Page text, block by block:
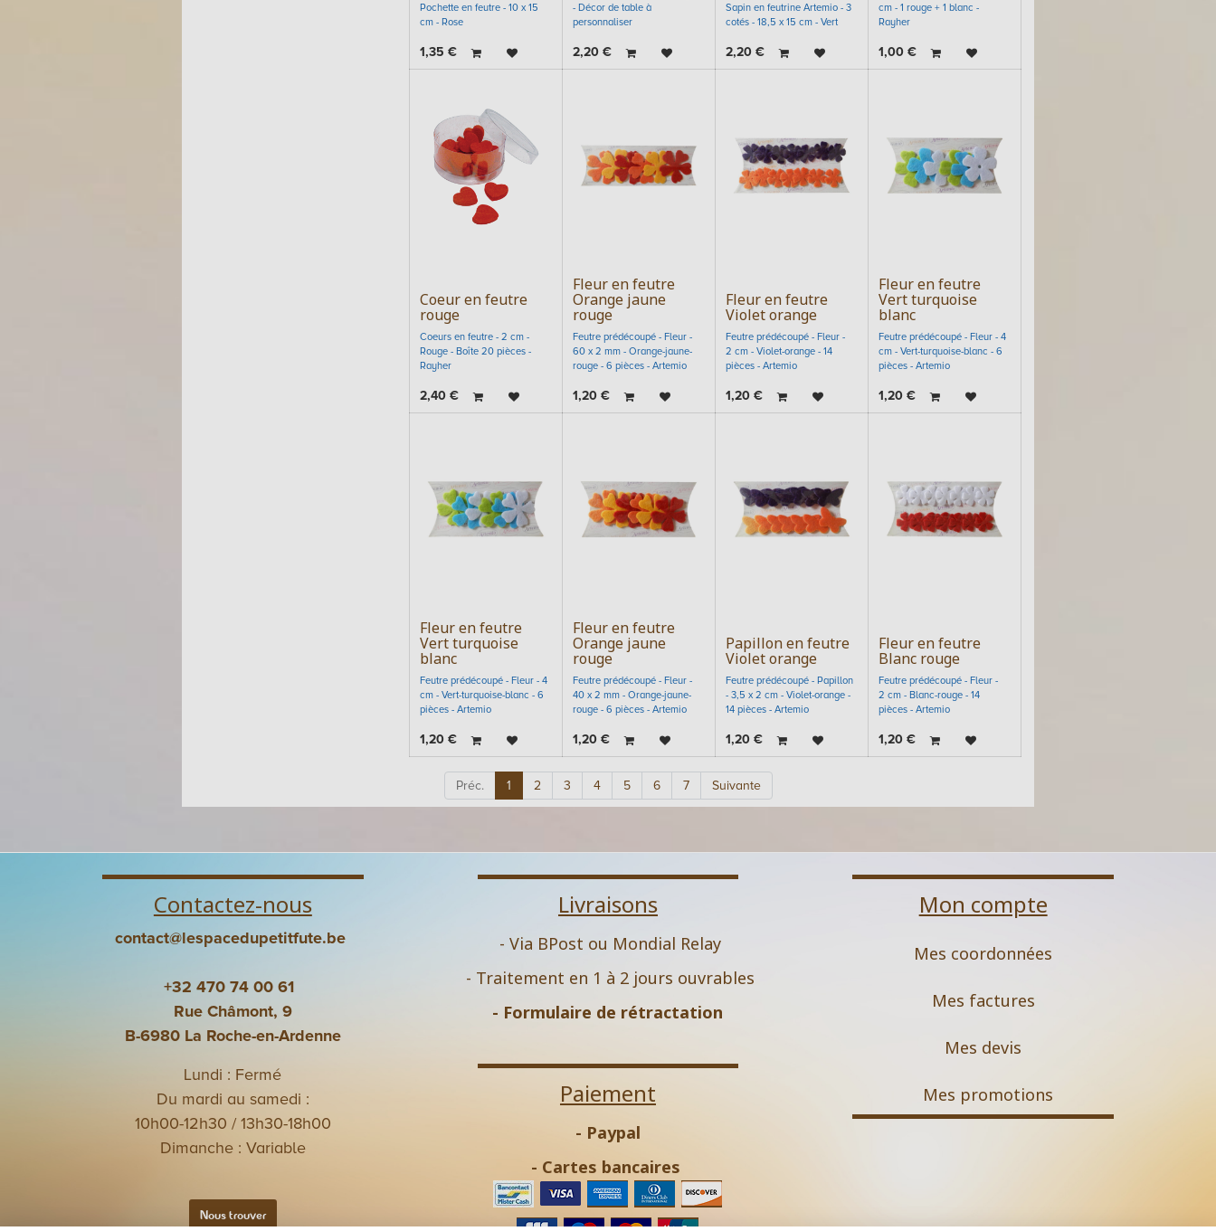
Pochette en feutre - 10 x 15
cm - Rose
1,35 €
- Décor de table à
personnaliser
2,20€
Sapin en feutrine Artemio - 3
cotés - 18,5 x 15 cm - Vert
2,20€
cm - 1 rouge + 1 blanc -
Rayher
1,00€
Coeur en feutre
rouge
Coeurs en feutre - 2 cm -
Rouge - Boîte 20 pièces -
Rayher
2,40€
Fleur en feutre
Orange jaune
rouge
Feutre prédécoupé - Fleur -
60 x 2 mm - Orange-jaune-
rouge - 6 pièces - Artemio
1,20€
Fleur en feutre
Violet orange
Feutre prédécoupé - Fleur -
2 cm - Violet-orange - 14
pièces - Artemio
1,20€
Fleur en feutre
Vert turquoise
blanc
Feutre prédécoupé - Fleur - 4
cm - Vert-turquoise-blanc - 6
pièces - Artemio
1,20€
Fleur en feutre
Vert turquoise
blanc
Feutre prédécoupé - Fleur - 4
cm - Vert-turquoise-blanc - 6
pièces - Artemio
1,20€
Fleur en feutre
Orange jaune
rouge
Feutre prédécoupé - Fleur -
40 x 2 mm - Orange-jaune-
rouge - 6 pièces - Artemio
1,20€
Papillon en feutre
Violet orange
Feutre prédécoupé - Papillon
- 3,5 x 2 cm - Violet-orange -
14 pièces - Artemio
1,20€
Fleur en feutre
Blanc rouge
Feutre prédécoupé - Fleur -
2 cm - Blanc-rouge - 14
pièces - Artemio
1,20€
Préc. 1 2 3 4 5 6 7 Suivante
Contactez-nous
contact@lespacedupetitfute.be
+32 470 74 00 61
Rue Châmont, 9
B-6980 La Roche-en-Ardenne
Lundi : Fermé
Du mardi au samedi :
10h00-12h30 / 13h30-18h00
Dimanche : Variable
Nous trouver
Livraisons
- Via BPost ou Mondial Relay
- Traitement en 1 à 2 jours ouvrables
- Formulaire de rétractation
Paiement
- Paypal
- Cartes bancaires
Mon compte
Mes coordonnées
Mes factures
Mes devis
Mes promotions